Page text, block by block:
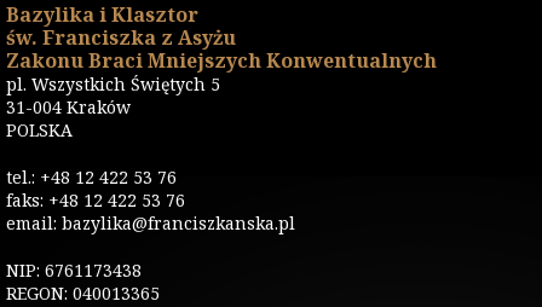
Bazylika i Klasztor
św. Franciszka z Asyżu
Zakonu Braci Mniejszych Konwentualnych
pl. Wszystkich Świętych 5
31-004 Kraków
POLSKA
tel.: +48 12 422 53 76
faks: +48 12 422 53 76
email: bazylika@franciszkanska.pl
NIP: 6761173438
REGON: 040013365